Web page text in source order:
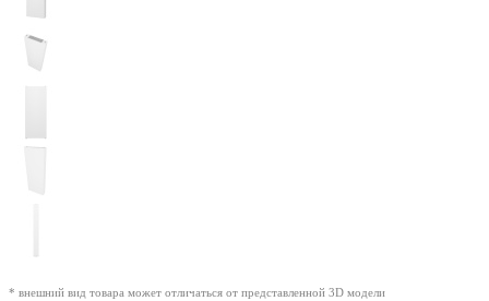
* внешний вид товара может отличаться от представленной 3D модели